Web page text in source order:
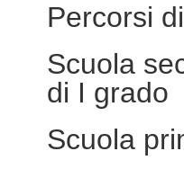
Percorsi
Scuola
di I grado
Scuola